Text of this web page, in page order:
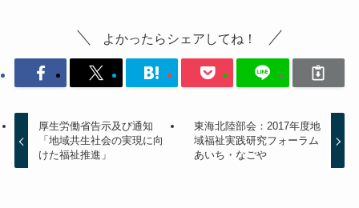
よかったらシェアしてね！
厚生労働省告示及び通知
「地域共生社会の実現に向
けた福祉推進」
東海北陸部会：2017年度地
域福祉実践研究フォーラム
あいち・なごや